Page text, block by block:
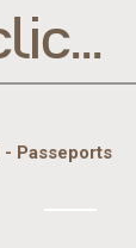
- Passeports